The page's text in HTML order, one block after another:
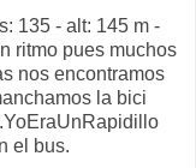
135 - alt: 145 m -
ritmo pues muchos
nos encontramos
la bici
el bus.